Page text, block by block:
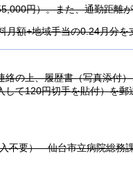
円）。また、通勤距離
月額+地域手当の0.24月分を
絡の上、履歴書（写真添付
して120円切手を貼付）を
不要） 仙台市立病院総務